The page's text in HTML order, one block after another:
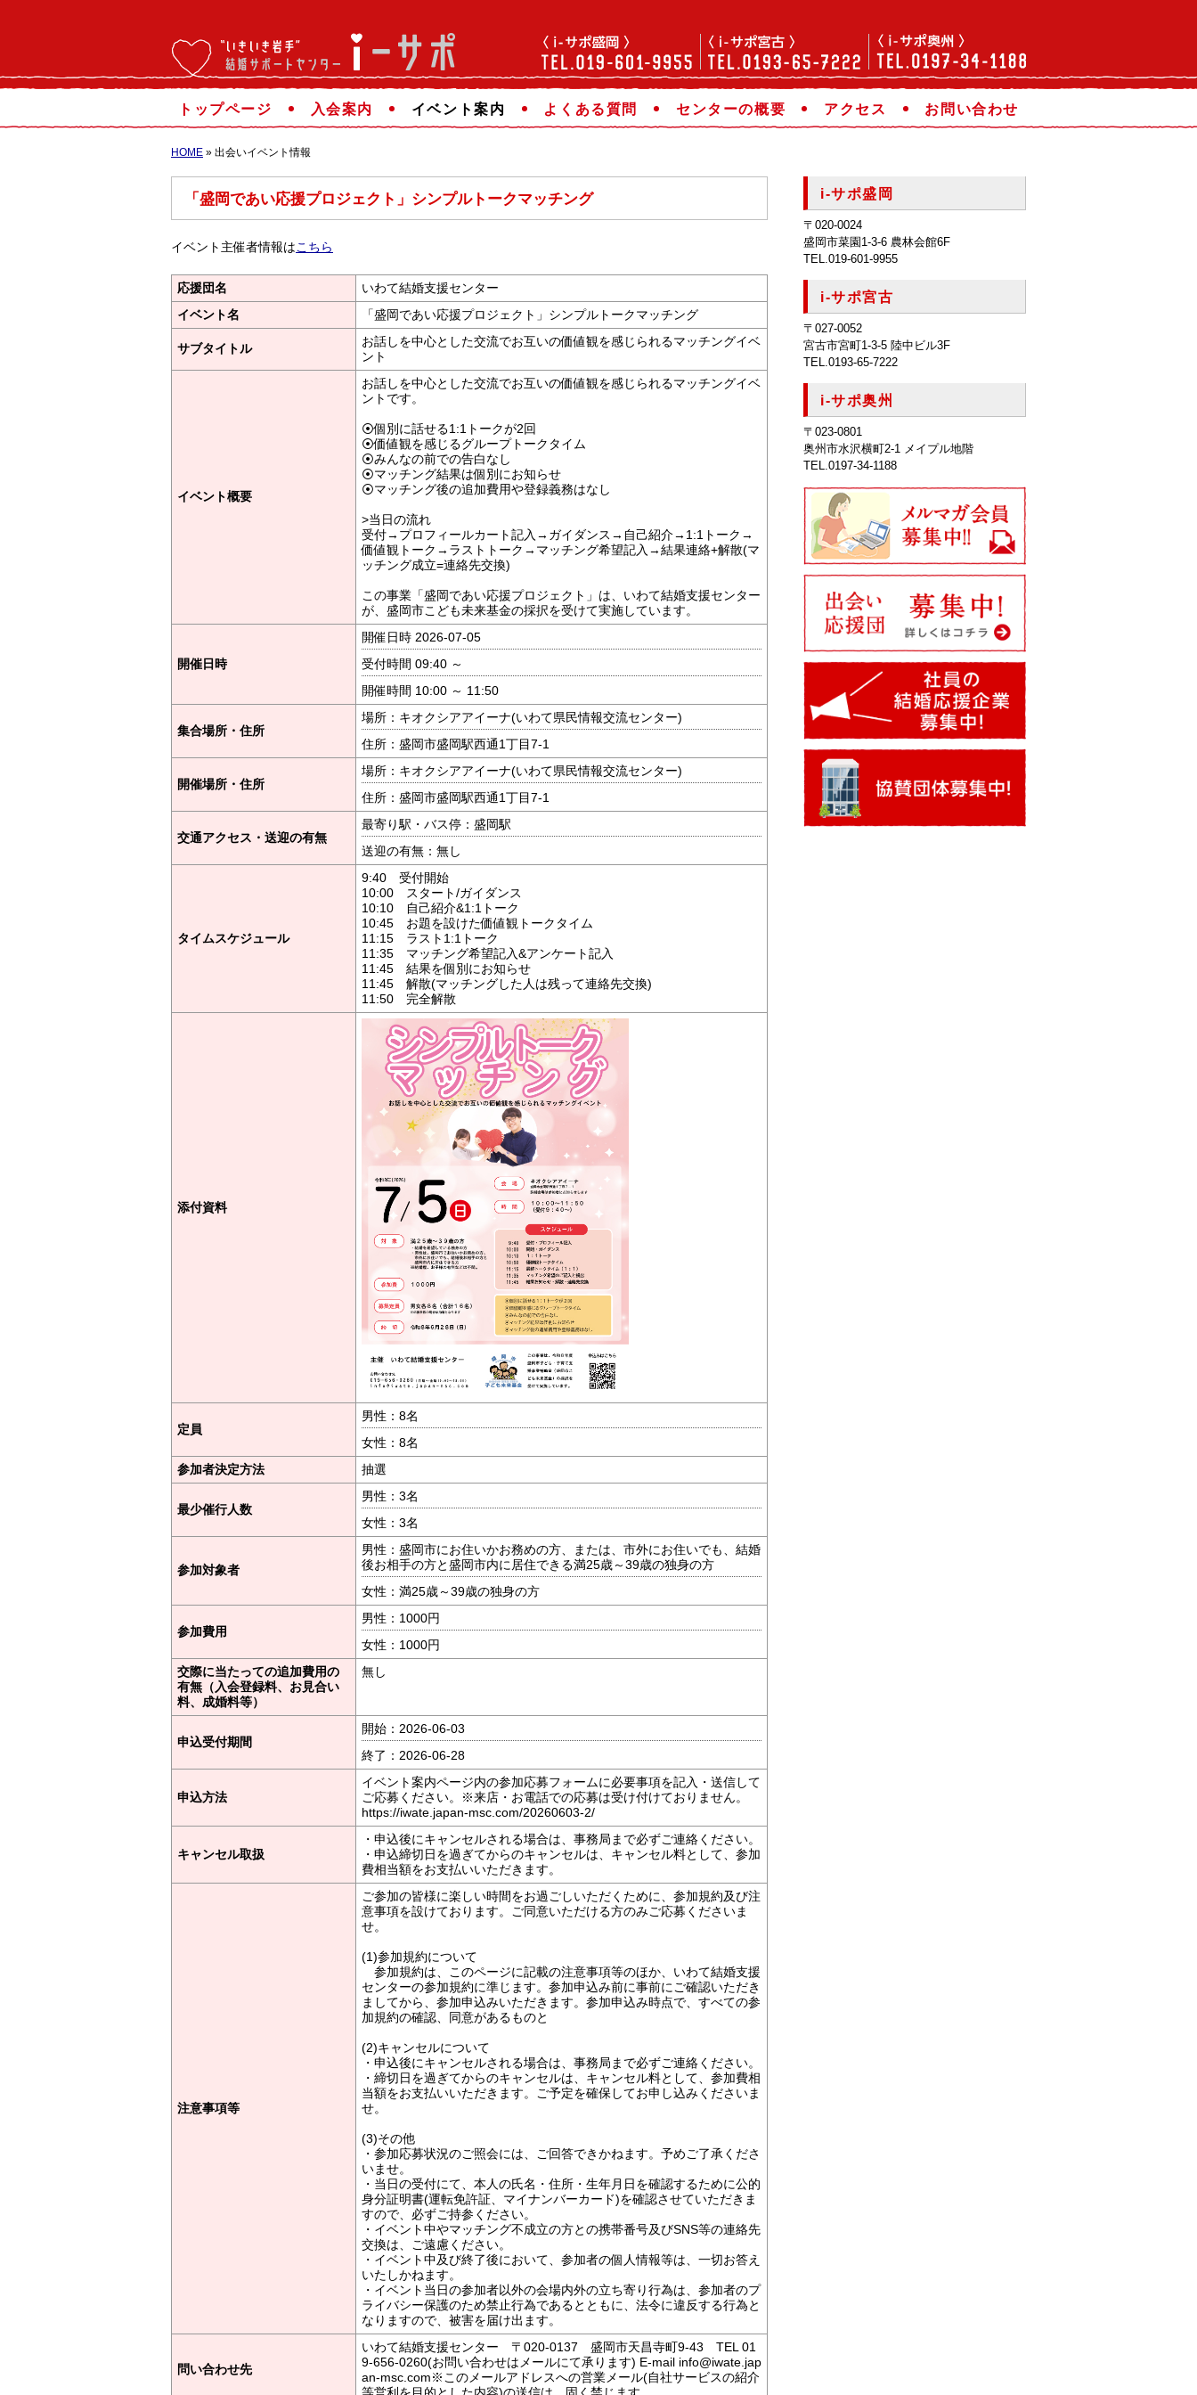
トップページ 入会案内 イベント案内 よくある質問 センターの概要 アクセス お問い合わせ
HOME » 出会いイベント情報
「盛岡であい応援プロジェクト」シンプルトークマッチング
イベント主催者情報はこちら
応援団名
いわて結婚支援センター
イベント名
「盛岡であい応援プロジェクト」シンプルトークマッチング
サブタイトル
お話しを中心とした交流でお互いの価値観を感じられるマッチングイベ
ント
イベント概要
お話しを中心とした交流でお互いの価値観を感じられるマッチングイベ
ントです。
⦿個別に話せる1:1トークが2回
⦿価値観を感じるグループトークタイム
⦿みんなの前での告白なし
⦿マッチング結果は個別にお知らせ
⦿マッチング後の追加費用や登録義務はなし
>当日の流れ
受付→プロフィールカート記入→ガイダンス→自己紹介→1:1トーク→
価値観トーク→ラストトーク→マッチング希望記入→結果連絡+解散(マ
ッチング成立=連絡先交換)
この事業「盛岡であい応援プロジェクト」は、いわて結婚支援センター
が、盛岡市こども未来基金の採択を受けて実施しています。
開催日時
開催日時 2026-07-05
受付時間 09:40 ～
開催時間 10:00 ～ 11:50
集合場所・住所
場所：キオクシアアイーナ(いわて県民情報交流センター)
住所：盛岡市盛岡駅西通1丁目7-1
開催場所・住所
場所：キオクシアアイーナ(いわて県民情報交流センター)
住所：盛岡市盛岡駅西通1丁目7-1
交通アクセス・送迎の有無
最寄り駅・バス停：盛岡駅
送迎の有無：無し
タイムスケジュール
9:40 受付開始
10:00 スタート/ガイダンス
10:10 自己紹介&1:1トーク
10:45 お題を設けた価値観トークタイム
11:15 ラスト1:1トーク
11:35 マッチング希望記入&アンケート記入
11:45 結果を個別にお知らせ
11:45 解散(マッチングした人は残って連絡先交換)
11:50 完全解散
添付資料
定員
男性：8名
女性：8名
参加者決定方法
抽選
最少催行人数
男性：3名
女性：3名
参加対象者
男性：盛岡市にお住いかお務めの方、または、市外にお住いでも、結婚
後お相手の方と盛岡市内に居住できる満25歳～39歳の独身の方
女性：満25歳～39歳の独身の方
参加費用
男性：1000円
女性：1000円
交際に当たっての追加費用の
有無（入会登録料、お見合い
料、成婚料等）
無し
申込受付期間
開始：2026-06-03
終了：2026-06-28
申込方法
イベント案内ページ内の参加応募フォームに必要事項を記入・送信して
ご応募ください。※来店・お電話での応募は受け付けておりません。
https://iwate.japan-msc.com/20260603-2/
キャンセル取扱
・申込後にキャンセルされる場合は、事務局まで必ずご連絡ください。
・申込締切日を過ぎてからのキャンセルは、キャンセル料として、参加
費相当額をお支払いいただきます。
注意事項等
ご参加の皆様に楽しい時間をお過ごしいただくために、参加規約及び注
意事項を設けております。ご同意いただける方のみご応募くださいま
せ。
(1)参加規約について
参加規約は、このページに記載の注意事項等のほか、いわて結婚支援
センターの参加規約に準じます。参加申込み前に事前にご確認いただき
ましてから、参加申込みいただきます。参加申込み時点で、すべての参
加規約の確認、同意があるものと
(2)キャンセルについて
・申込後にキャンセルされる場合は、事務局まで必ずご連絡ください。
・締切日を過ぎてからのキャンセルは、キャンセル料として、参加費相
当額をお支払いいただきます。ご予定を確保してお申し込みくださいま
せ。
(3)その他
・参加応募状況のご照会には、ご回答できかねます。予めご了承くださ
いませ。
・当日の受付にて、本人の氏名・住所・生年月日を確認するために公的
身分証明書(運転免許証、マイナンバーカード)を確認させていただきま
すので、必ずご持参ください。
・イベント中やマッチング不成立の方との携帯番号及びSNS等の連絡先
交換は、ご遠慮ください。
・イベント中及び終了後において、参加者の個人情報等は、一切お答え
いたしかねます。
・イベント当日の参加者以外の会場内外の立ち寄り行為は、参加者のプ
ライバシー保護のため禁止行為であるとともに、法令に違反する行為と
なりますので、被害を届け出ます。
問い合わせ先
いわて結婚支援センター 〒020-0137 盛岡市天昌寺町9-43 TEL 01
9-656-0260(お問い合わせはメールにて承ります) E-mail info@iwate.jap
an-msc.com※このメールアドレスへの営業メール(自社サービスの紹介
i-サポ盛岡
〒020-0024
盛岡市菜園1-3-6 農林会館6F
TEL.019-601-9955
i-サポ宮古
〒027-0052
宮古市宮町1-3-5 陸中ビル3F
TEL.0193-65-7222
i-サポ奥州
〒023-0801
奥州市水沢横町2-1 メイプル地階
TEL.0197-34-1188